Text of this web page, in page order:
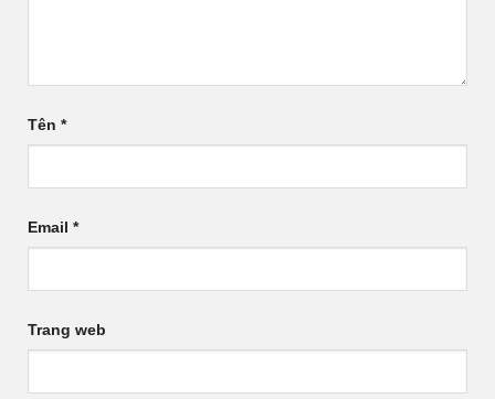
Tên *
Email *
Trang web